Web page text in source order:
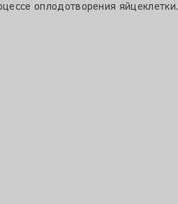
оплодотворения яйцеклетки.